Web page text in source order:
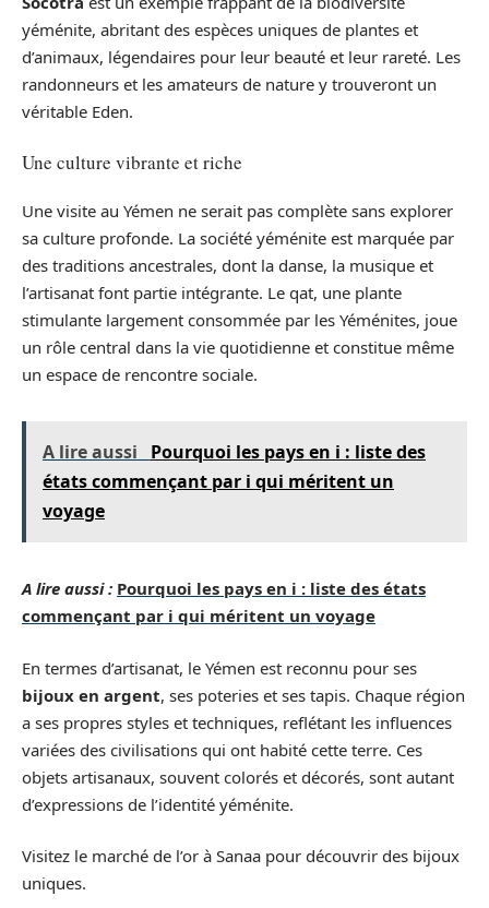
yéménite, abritant des espèces uniques de plantes et
d’animaux, légendaires pour leur beauté et leur rareté. Les
randonneurs et les amateurs de nature y trouveront un
véritable Eden.
Une culture vibrante et riche
Une visite au Yémen ne serait pas complète sans explorer
sa culture profonde. La société yéménite est marquée par
des traditions ancestrales, dont la danse, la musique et
l’artisanat font partie intégrante. Le qat, une plante
stimulante largement consommée par les Yéménites, joue
un rôle central dans la vie quotidienne et constitue même
un espace de rencontre sociale.
A lire aussi
Pourquoi les pays en i : liste des
états commençant par i qui méritent un
voyage
A lire aussi : Pourquoi les pays en i : liste des états
commençant par i qui méritent un voyage
En termes d’artisanat, le Yémen est reconnu pour ses
bijoux en argent, ses poteries et ses tapis. Chaque région
a ses propres styles et techniques, reflétant les influences
variées des civilisations qui ont habité cette terre. Ces
objets artisanaux, souvent colorés et décorés, sont autant
d’expressions de l’identité yéménite.
Visitez le marché de l’or à Sanaa pour découvrir des bijoux
uniques.